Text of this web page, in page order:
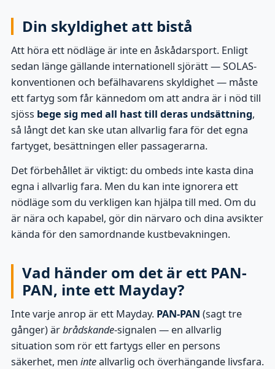
Din skyldighet att bistå
Att höra ett nödläge är inte en åskådarsport. Enligt
sedan länge gällande internationell sjörätt — SOLAS-
konventionen och befälhavarens skyldighet — måste
ett fartyg som får kännedom om att andra är i nöd till
sjöss bege sig med all hast till deras undsättning,
så långt det kan ske utan allvarlig fara för det egna
fartyget, besättningen eller passagerarna.
Det förbehållet är viktigt: du ombeds inte kasta dina
egna i allvarlig fara. Men du kan inte ignorera ett
nödläge som du verkligen kan hjälpa till med. Om du
är nära och kapabel, gör din närvaro och dina avsikter
kända för den samordnande kustbevakningen.
Vad händer om det är ett PAN-
PAN, inte ett Mayday?
Inte varje anrop är ett Mayday. PAN-PAN (sagt tre
gånger) ärbrådskande-signalen — en allvarlig
situation som rör ett fartygs eller en persons
säkerhet, men inteallvarlig och överhängande livsfara.